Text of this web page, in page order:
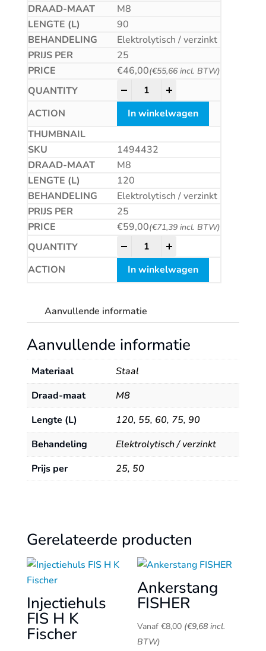
M8
90
Elektrolytisch / verzinkt
25
€46,00(€55,66incl. BTW)
Hulsanker FISCHER TA M-
In winkelwagen
1494432
M8
120
Elektrolytisch / verzinkt
25
€59,00(€71,39incl. BTW)
Hulsanker FISCHER TA M-
In winkelwagen
Aanvullende informatie
Aanvullende informatie
Materiaal
Staal
Draad-maat
M8
Lengte (L)
120, 55, 60, 75, 90
Behandeling
Elektrolytisch / verzinkt
Prijs per
25, 50
Gerelateerde producten
Injectiehuls
FIS H K
Fischer
Ankerstang
FISHER
Vanaf €8,00 (€9,68 incl.
BTW)